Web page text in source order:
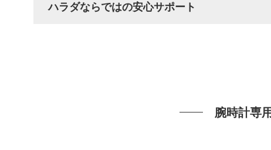
ハラダならではの安心サポート
腕時計専